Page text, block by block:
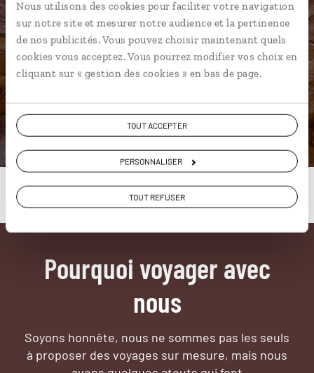
Nous utilisons des cookies pour faciliter votre navigation
sur notre site et mesurer notre audience et la pertinence
de nos publicités. Vous pouvez choisir maintenant quels
cookies vous acceptez. Vous pourrez modifier vos choix en
cliquant sur « gestion des cookies » en bas de page.
TOUT ACCEPTER
PERSONNALISER
TOUT REFUSER
Jordanie
Pourquoi voyager avec
nous
Soyons honnête, nous ne sommes pas les seuls
à proposer des voyages sur mesure, mais nous